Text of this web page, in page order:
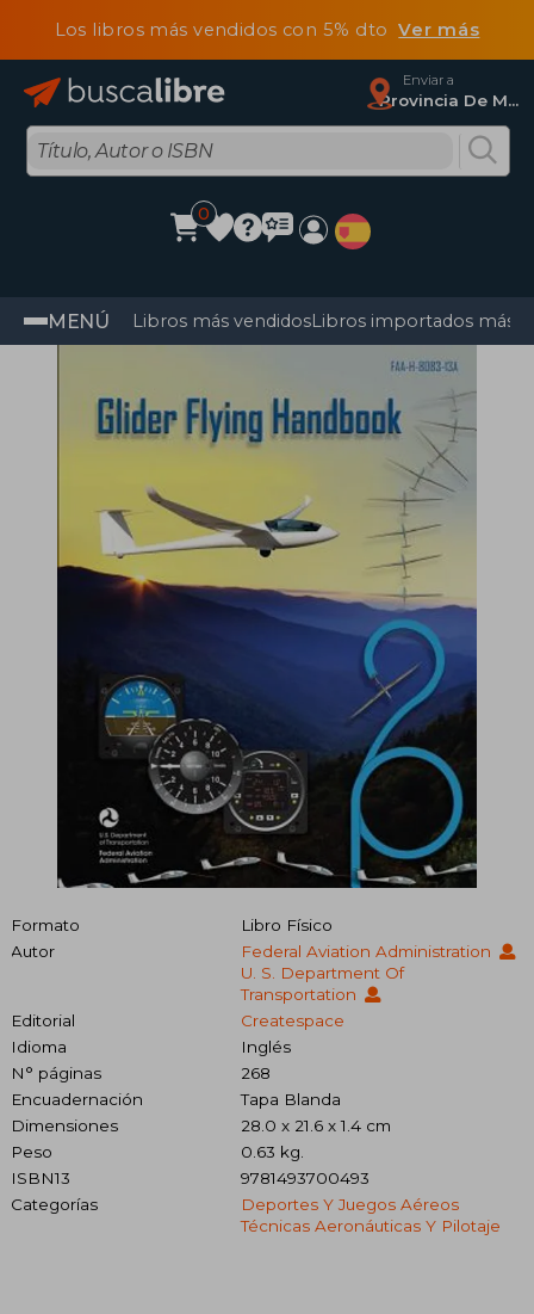
Los libros más vendidos con 5% dtoVer más
Enviar a
Provincia De Madrid
0
MENÚ Libros más vendidosLibros importados más
Formato
Libro Físico
Autor
Federal Aviation Administration
U. S. Department Of
Transportation
Editorial
Createspace
Idioma
Inglés
N° páginas
268
Encuadernación
Tapa Blanda
Dimensiones
28.0 x 21.6 x 1.4 cm
Peso
0.63 kg.
ISBN13
9781493700493
Categorías
Deportes Y Juegos Aéreos
Técnicas Aeronáuticas Y Pilotaje